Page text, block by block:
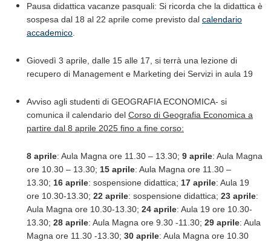
Pausa didattica vacanze pasquali: Si ricorda che la didattica è
sospesa dal 18 al 22 aprile come previsto dal calendario
accademico
Giovedì 3 aprile, dalle 15 alle 17, si terrà una lezione di
recupero di Management e Marketing dei Servizi in aula 19
Avviso agli studenti di GEOGRAFIA ECONOMICA- si
comunica il calendario del Corso di Geografia Economica a
partire dal 8 aprile 2025 fino a fine corso:
8 aprile: Aula Magna ore 11.30 – 13.30; 9 aprile: Aula Magna
ore 10.30 – 13.30; 15 aprile: Aula Magna ore 11.30 –
13.30; 16 aprile: sospensione didattica; 17 aprile: Aula 19
ore 10.30-13.30; 22 aprile: sospensione didattica; 23 aprile:
Aula Magna ore 10.30-13.30; 24 aprile: Aula 19 ore 10.30-
13.30; 28 aprile: Aula Magna ore 9.30 -11.30; 29 aprile: Aula
Magna ore 11.30 -13.30; 30 aprile: Aula Magna ore 10.30